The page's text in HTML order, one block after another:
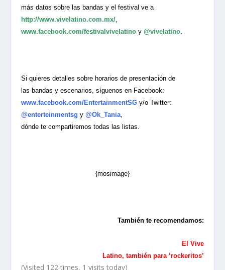
más datos sobre las bandas y el festival ve a
http://www.vivelatino.com.mx/,
www.facebook.com/festivalvivelatino y@vivelatino.
Si quieres detalles sobre horarios de presentación de
las bandas y escenarios, síguenos en Facebook:
www.facebook.com/EntertainmentSG y/o Twitter:
@enterteinmentsg y@Ok_Tania,
dónde te compartiremos todas las listas.
{mosimage}
También te recomendamos:
El Vive
Latino, también para ‘rockeritos’
(Visited 122 times, 1 visits today)